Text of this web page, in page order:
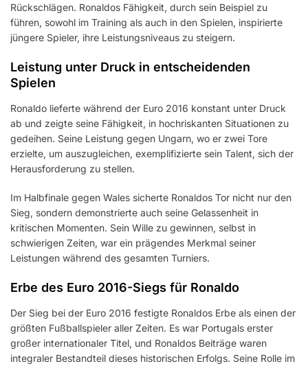
Rückschlägen. Ronaldos Fähigkeit, durch sein Beispiel zu
führen, sowohl im Training als auch in den Spielen, inspirierte
jüngere Spieler, ihre Leistungsniveaus zu steigern.
Leistung unter Druck in entscheidenden
Spielen
Ronaldo lieferte während der Euro 2016 konstant unter Druck
ab und zeigte seine Fähigkeit, in hochriskanten Situationen zu
gedeihen. Seine Leistung gegen Ungarn, wo er zwei Tore
erzielte, um auszugleichen, exemplifizierte sein Talent, sich der
Herausforderung zu stellen.
Im Halbfinale gegen Wales sicherte Ronaldos Tor nicht nur den
Sieg, sondern demonstrierte auch seine Gelassenheit in
kritischen Momenten. Sein Wille zu gewinnen, selbst in
schwierigen Zeiten, war ein prägendes Merkmal seiner
Leistungen während des gesamten Turniers.
Erbe des Euro 2016-Siegs für Ronaldo
Der Sieg bei der Euro 2016 festigte Ronaldos Erbe als einen der
größten Fußballspieler aller Zeiten. Es war Portugals erster
großer internationaler Titel, und Ronaldos Beiträge waren
integraler Bestandteil dieses historischen Erfolgs. Seine Rolle im